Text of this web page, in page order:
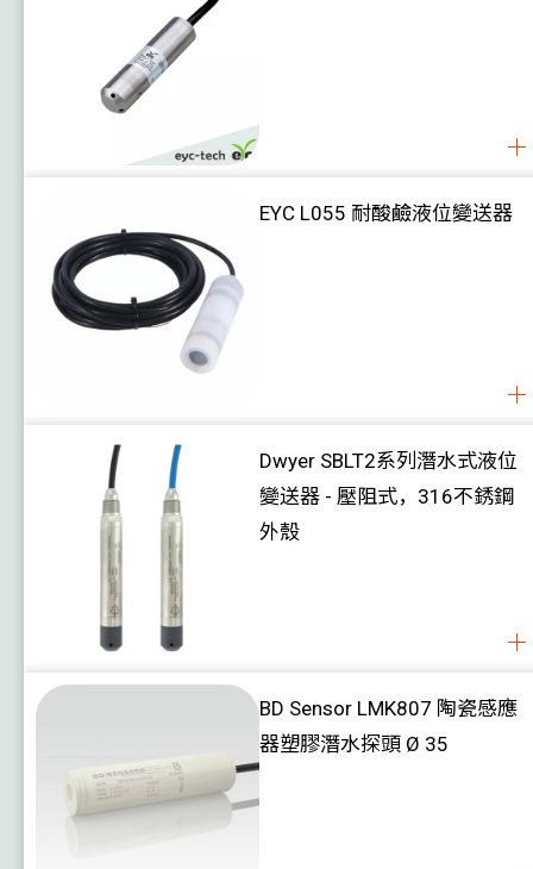
關於我們
EYC L055 耐酸鹼液位變送器
Dwyer SBLT2系列潛水式液位
變送器 - 壓阻式，316不銹鋼
外殼
BD Sensor LMK807 陶瓷感應
器塑膠潛水探頭 Ø 35